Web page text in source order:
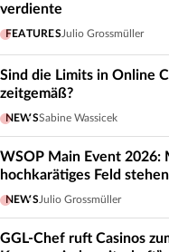
verdiente
FEATURES Julio Grossmüller
Sind die Limits in Online
zeitgemäß?
NEWSSabine Wassicek
WSOP Main Event 2026:
hochkarätiges Feld
NEWS Julio Grossmüller
GGL-Chef ruft Casinos